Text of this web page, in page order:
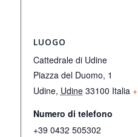
LUOGO
Cattedrale di Udine
Piazza del Duomo, 1
Udine, Udine 33100 Italia
Numero di telefono
+39 0432 505302